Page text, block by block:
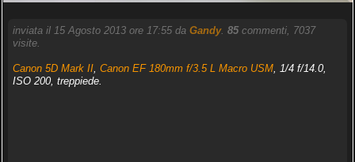
inviata il 15 Agosto 2013 ore 17:55 da Gandy. 85commenti, 7037
visite.
Canon 5D Mark II, Canon EF 180mm f/3.5 L Macro USM, 1/4 f/14.0,
ISO 200, treppiede.